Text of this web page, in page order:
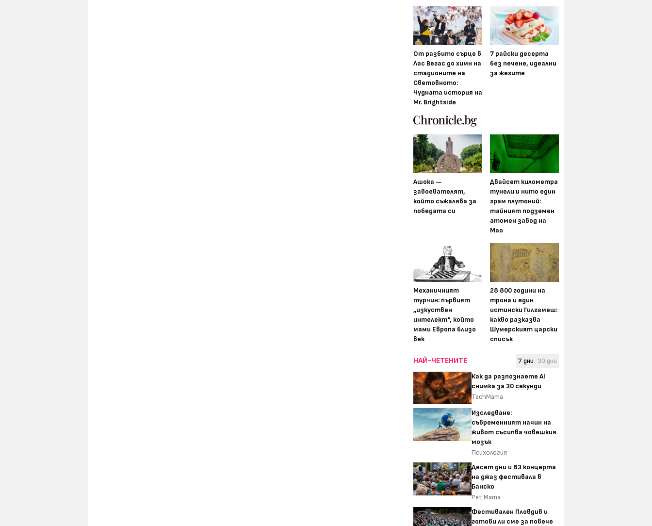
От разбито сърце в
Лас Вегас до химн на
стадионите на
Световното:
Чудната история на
Mr. Brightside
7 райски десерта
без печене, идеални
за жегите
Ашока —
завоевателят,
който съжалява за
победата си
Двайсет километра
тунели и нито един
грам плутоний:
тайният подземен
атомен завод на
Мао
Механичният
турчин: първият
„изкуствен
интелект“, който
мами Европа близо
век
28 800 години на
трона и един
истински Гилгамеш:
какво разказва
Шумерският царски
списък
НАЙ-ЧЕТЕНИТЕ 7 дни 30 дни
Как да разпознаете AI
снимка за 30 секунди
TechMama
Изследване:
съвременният начин на
живот съсипва човешкия
мозък
Психология
Десет дни и 83 концерта
на джаз фестивала в
Банско
Pet Mama
Фестивален Пловдив и
готови ли сме за повече